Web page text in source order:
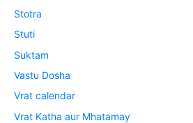
Stotra
Stuti
Suktam
Vastu Dosha
Vrat calendar
Vrat Katha aur Mhatamay